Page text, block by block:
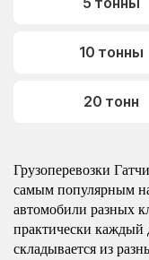
10 тонны
20 тонн
Грузоперевозки
самым популярным
автомобили разных
практически каждый
складывается из